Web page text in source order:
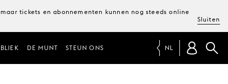
tickets en abonnementen kunnen nog steeds online
Sluiten
DE MUNT STEUN ONS NL